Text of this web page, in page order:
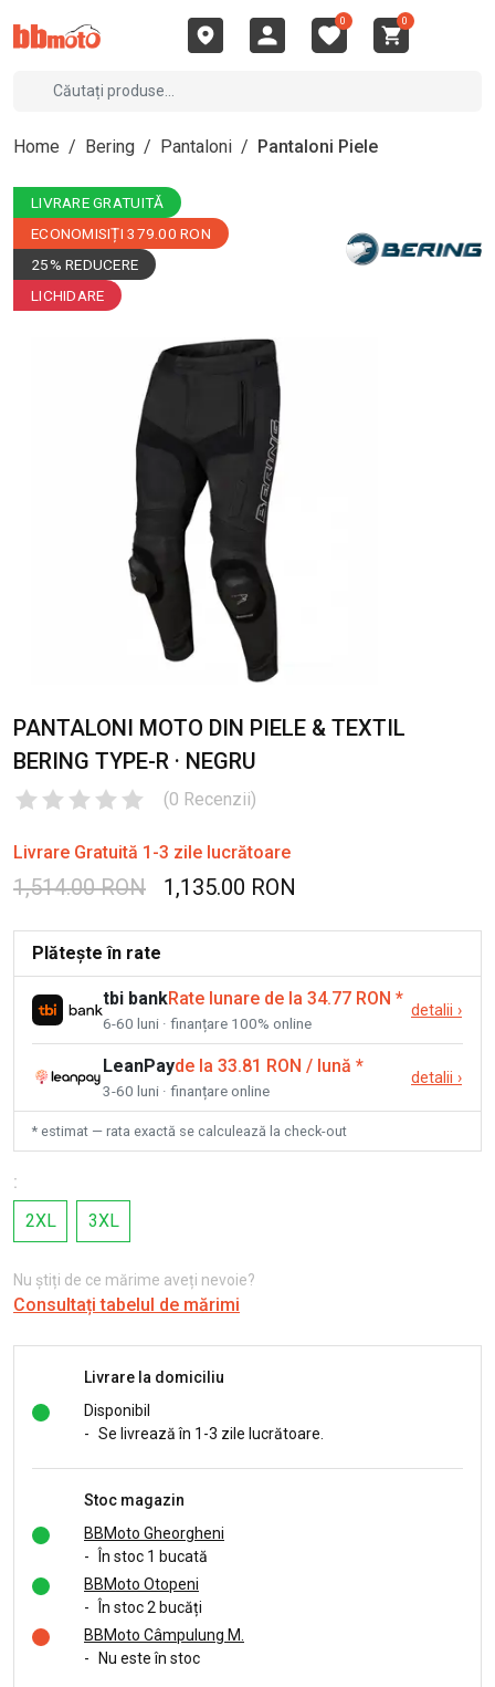
0 0
Home / Bering / Pantaloni / Pantaloni Piele
LIVRARE GRATUITĂ
ECONOMISIȚI 379.00 RON
25% REDUCERE
LICHIDARE
PANTALONI MOTO DIN PIELE & TEXTIL
BERING TYPE-R · NEGRU
(0 Recenzii)
Livrare Gratuită 1-3 zile lucrătoare
1,514.00 RON 1,135.00 RON
Plătește în rate
tbi bankRate lunare de la 34.77 RON *
6-60 luni · finanțare 100% online
detalii ›
LeanPayde la 33.81 RON / lună *
3-60 luni · finanțare online
detalii ›
* estimat — rata exactă se calculează la check-out
:
2XL
3XL
Nu știți de ce mărime aveți nevoie?
Consultați tabelul de mărimi
Livrare la domiciliu
Disponibil
- Se livrează în 1-3 zile lucrătoare.
Stoc magazin
BBMoto Gheorgheni
-
În stoc 1 bucată
BBMoto Otopeni
-
În stoc 2 bucăți
BBMoto Câmpulung M.
-
Nu este în stoc